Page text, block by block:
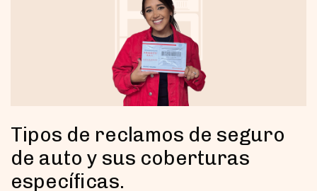
Tipos de reclamos de seguro
de auto y sus coberturas
específicas.